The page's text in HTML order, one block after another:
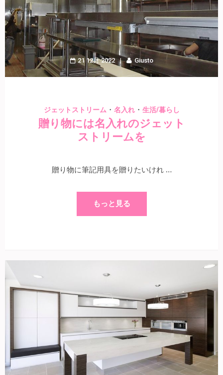
21 12月 2022 Giusto
ジェットストリーム・ 名入れ・ 生活/暮らし
贈り物には名入れのジェット
ストリームを
贈り物に筆記用具を贈りたいけれ …
もっと見る